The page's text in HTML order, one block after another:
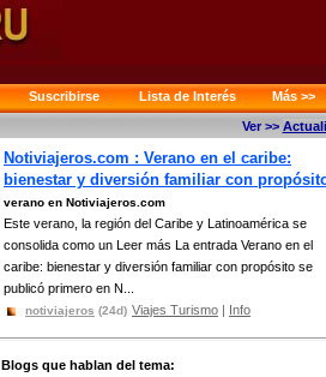
Suscribirse Lista de Interés
Más >>
Ver >>
Notiviajeros.com : Verano en el caribe:
bienestar y diversión familiar con
verano en Notiviajeros.com
Este verano, la región del Caribe y Latinoamérica se
consolida como un Leer más La entrada Verano en el
caribe: bienestar y diversión familiar con propósito se
publicó primero en N...
notiviajeros (24d) Viajes Turismo | Info
Blogs que hablan del tema: